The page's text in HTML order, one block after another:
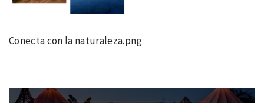
Conecta con la naturaleza.png
Navegación